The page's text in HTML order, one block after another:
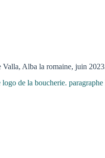
Valla, Alba la romaine, juin
de la boucherie.